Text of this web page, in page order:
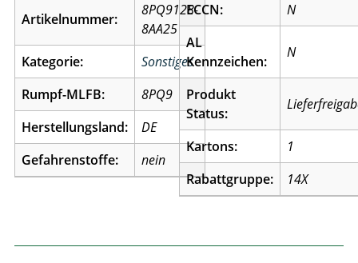
Artikelnummer:
8PQ9128-
8AA25
Kategorie:
Sonstiges
Rumpf-MLFB:
8PQ9
Herstellungsland:
DE
Gefahrenstoffe:
nein
ECCN:
N
AL
Kennzeichen:
N
Produkt
Status:
Kartons:
1
Rabattgruppe:
14X